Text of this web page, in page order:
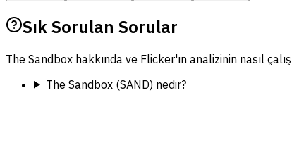
Sık Sorulan Sorular
The Sandbox hakkında ve Flicker'ın analizinin nasıl
The Sandbox (SAND) nedir?